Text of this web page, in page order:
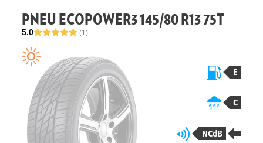
PNEU ECOPOWER3 145/80 R13 75T
5.0 (1)
E
C
NCdB